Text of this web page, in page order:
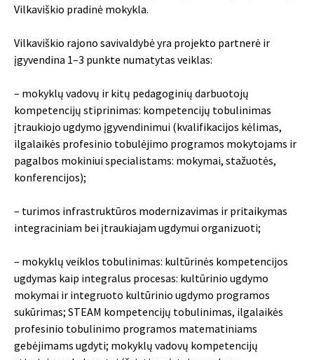
Vilkaviškio pradinė mokykla.
Vilkaviškio rajono savivaldybė yra projekto partnerė ir
įgyvendina 1–3 punkte numatytas veiklas:
– mokyklų vadovų ir kitų pedagoginių darbuotojų
kompetencijų stiprinimas: kompetencijų tobulinimas
įtraukiojo ugdymo įgyvendinimui (kvalifikacijos kėlimas,
ilgalaikės profesinio tobulėjimo programos mokytojams ir
pagalbos mokiniui specialistams: mokymai, stažuotės,
konferencijos);
– turimos infrastruktūros modernizavimas ir pritaikymas
integraciniam bei įtraukiajam ugdymui organizuoti;
– mokyklų veiklos tobulinimas: kultūrinės kompetencijos
ugdymas kaip integralus procesas: kultūrinio ugdymo
mokymai ir integruoto kultūrinio ugdymo programos
sukūrimas; STEAM kompetencijų tobulinimas, ilgalaikės
profesinio tobulinimo programos matematiniams
gebėjimams ugdyti; mokyklų vadovų kompetencijų